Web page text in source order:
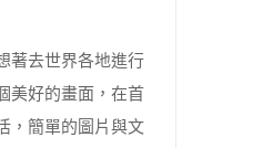
著去世界各地進行
美好的畫面，在首
，簡單的圖片與文